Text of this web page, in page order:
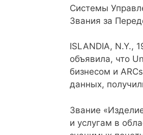
Системы
Звания за
ISLANDIA, N.Y.,
объявила, что
бизнесом и
данных,
Звание
и услугам в